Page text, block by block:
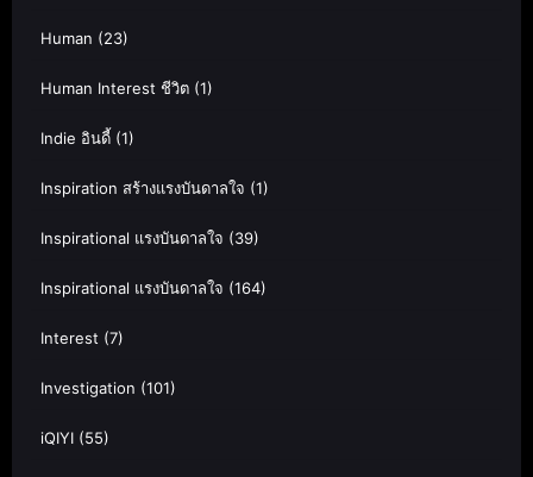
Human (23)
Human Interest ชีวิต (1)
Indie อินดี้ (1)
Inspiration สร้างแรงบันดาลใจ (1)
Inspirational แรงบันดาลใจ (39)
Inspirational แรงบันดาลใจ (164)
Interest (7)
Investigation (101)
iQIYI (55)